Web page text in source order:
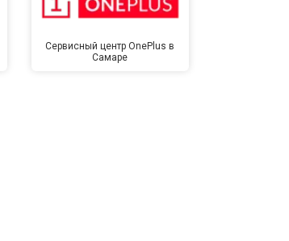
Сервисный центр OnePlus в
Самаре